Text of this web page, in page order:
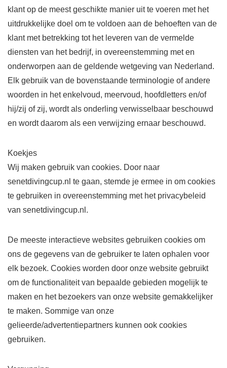
klant op de meest geschikte manier uit te voeren met het
uitdrukkelijke doel om te voldoen aan de behoeften van de
klant met betrekking tot het leveren van de vermelde
diensten van het bedrijf, in overeenstemming met en
onderworpen aan de geldende wetgeving van Nederland.
Elk gebruik van de bovenstaande terminologie of andere
woorden in het enkelvoud, meervoud, hoofdletters en/of
hij/zij of zij, wordt als onderling verwisselbaar beschouwd
en wordt daarom als een verwijzing ernaar beschouwd.
Koekjes
Wij maken gebruik van cookies. Door naar
senetdivingcup.nl te gaan, stemde je ermee in om cookies
te gebruiken in overeenstemming met het privacybeleid
van senetdivingcup.nl.
De meeste interactieve websites gebruiken cookies om
ons de gegevens van de gebruiker te laten ophalen voor
elk bezoek. Cookies worden door onze website gebruikt
om de functionaliteit van bepaalde gebieden mogelijk te
maken en het bezoekers van onze website gemakkelijker
te maken. Sommige van onze
gelieerde/advertentiepartners kunnen ook cookies
gebruiken.